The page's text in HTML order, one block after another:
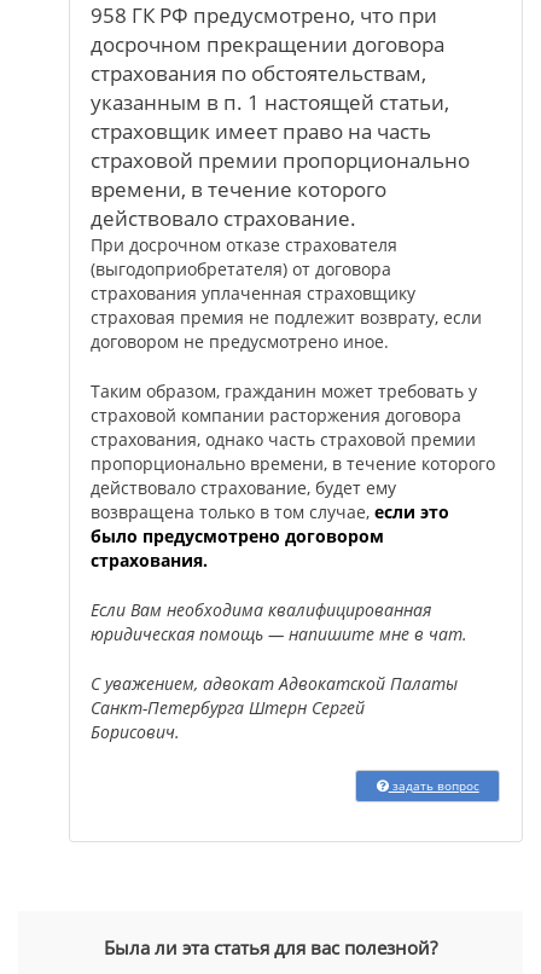
958 ГК РФ предусмотрено, что при
досрочном прекращении договора
страхования по обстоятельствам,
указанным в п. 1 настоящей статьи,
страховщик имеет право на часть
страховой премии пропорционально
времени, в течение которого
действовало страхование.
При досрочном отказе страхователя
(выгодоприобретателя) от договора
страхования уплаченная страховщику
страховая премия не подлежит возврату, если
договором не предусмотрено иное.
Таким образом, гражданин может требовать у
страховой компании расторжения договора
страхования, однако часть страховой премии
пропорционально времени, в течение которого
действовало страхование, будет ему
возвращена только в том случае,если это
было предусмотрено договором
страхования.
Если Вам необходима квалифицированная
юридическая помощь — напишите мне в чат.
С уважением, адвокат Адвокатской Палаты
Санкт-Петербурга Штерн Сергей
Борисович.
задать вопрос
Была ли эта статья для вас полезной?